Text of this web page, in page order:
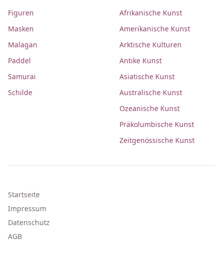
Figuren
Masken
Malagan
Paddel
Samurai
Schilde
Afrikanische Kunst
Amerikanische Kunst
Arktische Kulturen
Antike Kunst
Asiatische Kunst
Australische Kunst
Ozeanische Kunst
Präkolumbische Kunst
Zeitgenössische Kunst
Startseite
Impressum
Datenschutz
AGB